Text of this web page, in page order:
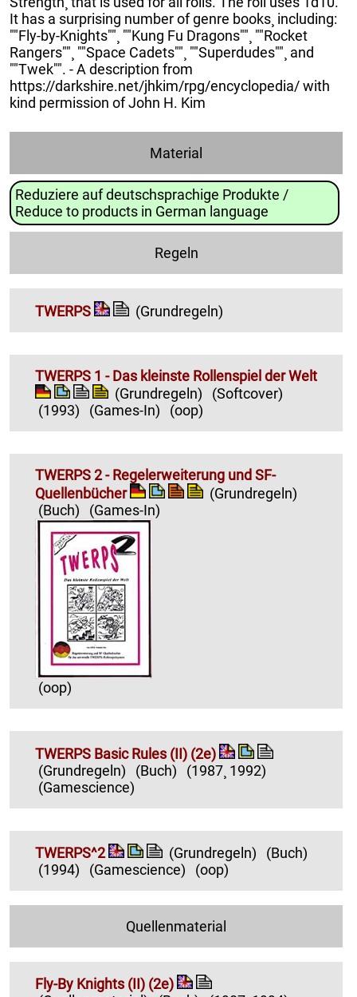
It has a surprising number of genre books¸ including:
""Fly-by-Knights""¸ ""Kung Fu Dragons""¸ ""Rocket
Rangers""¸ ""Space Cadets""¸ ""Superdudes""¸ and
""Twek"". - A description from
https://darkshire.net/jhkim/rpg/encyclopedia/ with
kind permission of John H. Kim
Material
Reduziere auf deutschsprachige Produkte /
Reduce to products in German language
Regeln
TWERPS (Grundregeln)
TWERPS 1 - Das kleinste Rollenspiel der Welt
(Grundregeln)
(Softcover)
(1993)
(Games-In) (oop)
TWERPS 2 - Regelerweiterung und SF-
Quellenbücher
(Grundregeln)
(Buch)
(Games-In)
(oop)
TWERPS Basic Rules (II) (2e)
(Grundregeln)
(Buch)
(1987¸ 1992)
(Gamescience)
TWERPS^2 (Grundregeln)
(Buch)
(1994)
(Gamescience) (oop)
Quellenmaterial
Fly-By Knights (II) (2e)